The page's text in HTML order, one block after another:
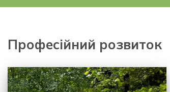
Професійний розвиток